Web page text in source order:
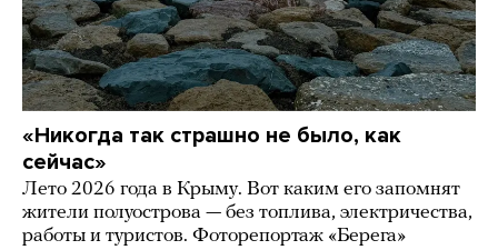
«Никогда так страшно не было, как
сейчас»
Лето 2026 года в Крыму. Вот каким его запомнят
жители полуострова — без топлива, электричества,
работы и туристов. Фоторепортаж «Берега»